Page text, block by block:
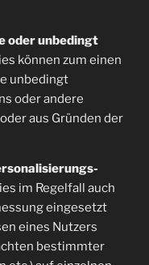
oder unbedingt
können zum einen
unbedingt
oder andere
aus Gründen der
im Regelfall auch
eingesetzt
eines Nutzers
bestimmter